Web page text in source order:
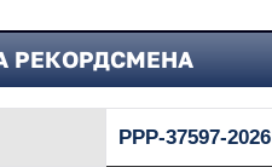
РЕКОРДСМЕНА
РРР-37597-2026